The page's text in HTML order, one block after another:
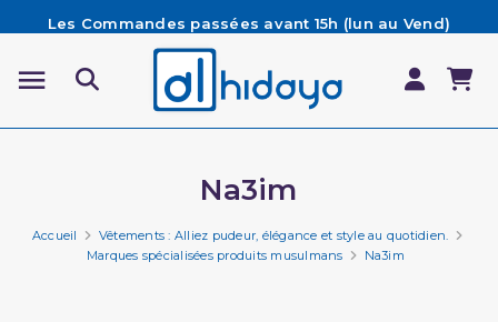
Les Commandes passées avant 15h (lun au Vend)
sont préparées et expédiées le jour même
Besoin d'aide ? Retrouvez notre FAQ
Livraison offerte à partir de 65€ d'achat*
Na3im
Accueil
Vêtements : Alliez pudeur, élégance et style au quotidien.
Marques spécialisées produits musulmans
Na3im